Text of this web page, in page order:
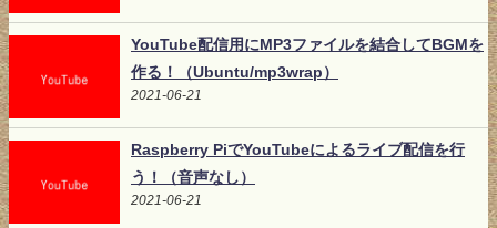
YouTube配信用にMP3ファイルを結合してBGMを
作る！（Ubuntu/mp3wrap）
2021-06-21
Raspberry PiでYouTubeによるライブ配信を行
う！（音声なし）
2021-06-21